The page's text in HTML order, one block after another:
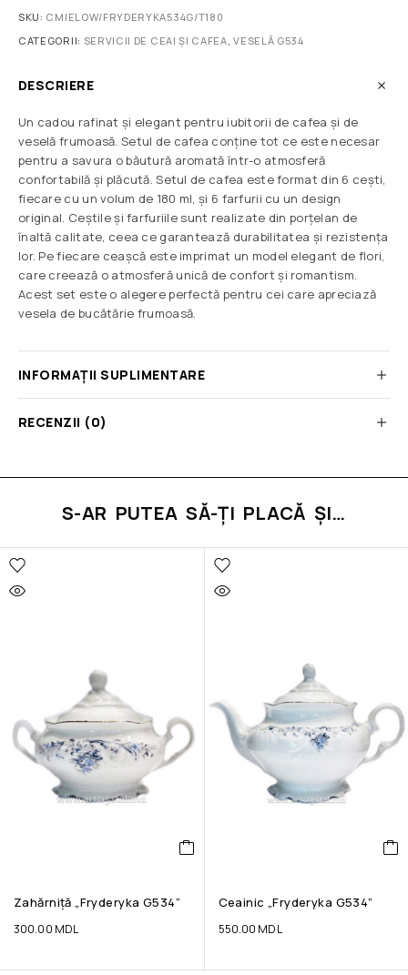
SKU: CMIELOW/FRYDERYKA534G/T180
CATEGORII: SERVICII DE CEAI ȘI CAFEA ,VESELĂ G534
DESCRIERE
Un cadou rafinat și elegant pentru iubitorii de cafea și de
veselă frumoasă. Setul de cafea conține tot ce este necesar
pentru a savura o băutură aromată într-o atmosferă
confortabilă și plăcută. Setul de cafea este format din 6 cești,
fiecare cu un volum de 180 ml, și 6 farfurii cu un design
original. Ceștile și farfuriile sunt realizate din porțelan de
înaltă calitate, ceea ce garantează durabilitatea și rezistența
lor. Pe fiecare ceașcă este imprimat un model elegant de flori,
care creează o atmosferă unică de confort și romantism.
Acest set este o alegere perfectă pentru cei care apreciază
vesela de bucătărie frumoasă.
INFORMAȚII SUPLIMENTARE
RECENZII (0)
S-AR PUTEA SĂ-ȚI PLACĂ ȘI…
Zahărniță „Fryderyka G534”
300.00 MDL
Ceainic „Fryderyka G534”
550.00 MDL